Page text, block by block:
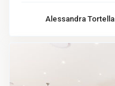
Alessandra Tortella